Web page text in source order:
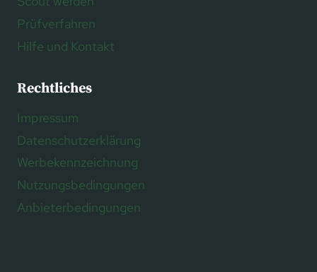
Prüfverfahren
Hilfe und Kontakt
Rechtliches
Impressum
Datenschutzerklärung
Werbekennzeichnung
Nutzungsbedingungen
Anbieterbedingungen